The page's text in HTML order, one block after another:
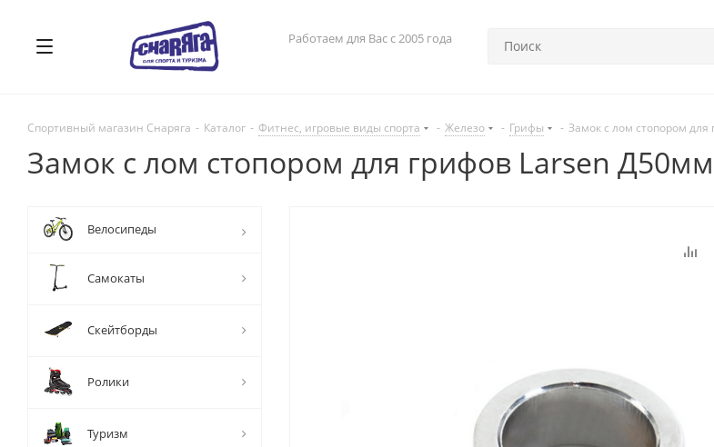
Работаем для Вас с 2005 года
Спортивный магазин Снаряга - Каталог - Фитнес, игровые виды спорта - Железо - Грифы - Замок с лом стопором
Замок с лом стопором для грифов Larsen
Велосипеды
Самокаты
Скейтборды
Ролики
Туризм